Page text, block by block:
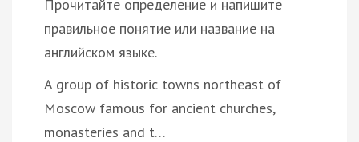
Прочитайте определение и напишите
правильное понятие или название на
английском языке.
A group of historic towns northeast of
Moscow famous for ancient churches,
monasteries and t…